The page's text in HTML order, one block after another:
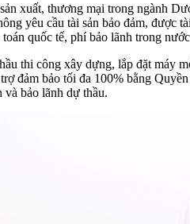
xuất, thương mại trong ngành
yêu cầu tài sản bảo đảm, được
quốc tế, phí bảo lãnh trong
thi công xây dựng, lắp đặt máy
bảo tối đa 100% bằng
bảo lãnh dự thầu.